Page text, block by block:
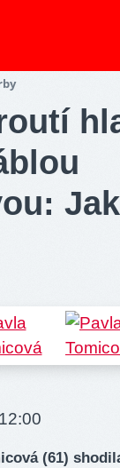
(61)